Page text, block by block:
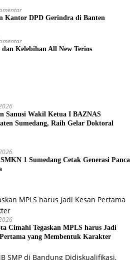
Kantor DPD Gerindra di Banten
Kelebihan All New Terios
Sanusi Wakil Ketua I BAZNAS
Sumedang, Raih Gelar Doktoral
1 Sumedang Cetak Generasi Panca
Cimahi Tegaskan MPLS harus Jadi
yang Membentuk Karakter